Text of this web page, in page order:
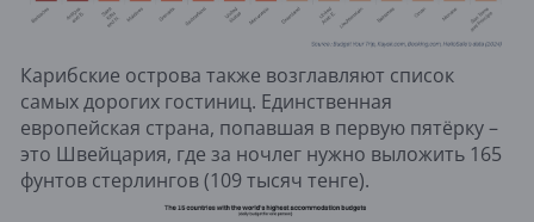
Карибские острова также возглавляют список
самых дорогих гостиниц. Единственная
европейская страна, попавшая в первую пятёрку –
это Швейцария, где за ночлег нужно выложить 165
фунтов стерлингов (109 тысяч тенге).